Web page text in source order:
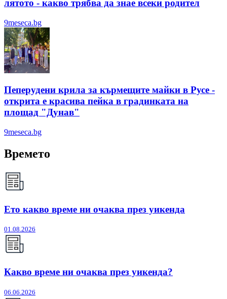
лятотo - какво трябва да знае всеки родител
9meseca.bg
Пеперудени крила за кърмещите майки в Русе -
открита е красива пейка в градинката на
площад "Дунав"
9meseca.bg
Времето
Ето какво време ни очаква през уикенда
01.08.2026
Какво време ни очаква през уикенда?
06.06.2026